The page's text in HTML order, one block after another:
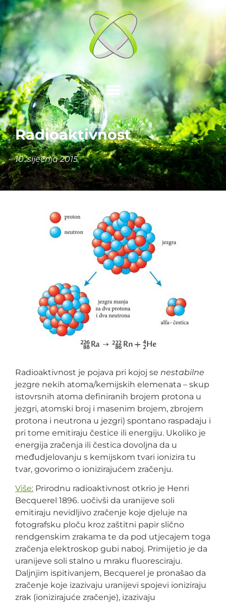
Radioaktivnost
10. siječnja 2015.
Radioaktivnost je pojava pri kojoj se nestabilne
jezgre nekih atoma/kemijskih elemenata – skup
istovrsnih atoma definiranih brojem protona u
jezgri, atomski broj i masenim brojem, zbrojem
protona i neutrona u jezgri) spontano raspadaju i
pri tome emitiraju čestice ili energiju. Ukoliko je
energija zračenja ili čestica dovoljna da u
međudjelovanju s kemijskom tvari ionizira tu
tvar, govorimo o ionizirajućem zračenju.
Više: Prirodnu radioaktivnost otkrio je Henri
Becquerel 1896. uočivši da uranijeve soli
emitiraju nevidljivo zračenje koje djeluje na
fotografsku ploču kroz zaštitni papir slično
rendgenskim zrakama te da pod utjecajem toga
zračenja elektroskop gubi naboj. Primijetio je da
uranijeve soli stalno u mraku fluoresciraju.
Daljnjim ispitivanjem, Becquerel je pronašao da
zračenje koje izazivaju uranijevi spojevi ioniziraju
zrak (ionizirajuće zračenje), izazivaju